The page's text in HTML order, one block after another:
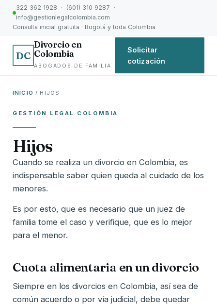
322 362 1928 · (601) 310 9287 ·
info@gestionlegalcolombia.com
Consulta inicial gratuita · Bogotá y toda Colombia
DC
Divorcio en
Colombia
ABOGADOS DE FAMILIA
Solicitar
cotización
INICIO / HIJOS
GESTIÓN LEGAL COLOMBIA
Hijos
Cuando se realiza un divorcio en Colombia, es
indispensable saber quien queda al cuidado de los
menores.
Es por esto, que es necesario que un juez de
familia tome el caso y verifique, que es lo mejor
para el menor.
Cuota alimentaria en un divorcio
Siempre en los divorcios en Colombia, así sea de
común acuerdo o por vía judicial, debe quedar